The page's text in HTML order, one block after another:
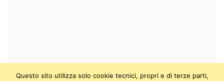
Questo sito utilizza solo cookie tecnici, propri e di terze parti,